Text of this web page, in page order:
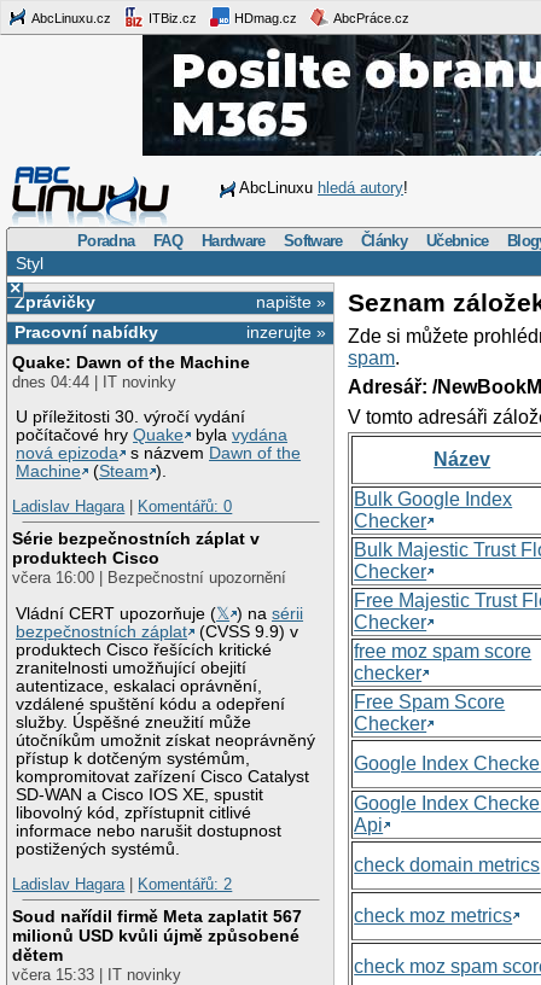
AbcLinuxu.cz ITBiz.cz HDmag.cz AbcPráce.cz
AbcLinuxu hledá autory!
Poradna FAQ Hardware Software Články Učebnice
Styl
×
napište »
Zprávičky
inzerujte »
Pracovní nabídky
Quake: Dawn of the Machine
dnes 04:44 | IT novinky
U příležitosti 30. výročí vydání
počítačové hryQuake bylavydána
nová epizoda
s názvem Dawn of the
Machine
(Steam ).
Ladislav Hagara| Komentářů: 0
Série bezpečnostních záplat v
produktech Cisco
včera 16:00 | Bezpečnostní upozornění
Vládní CERT upozorňuje (𝕏 ) nasérii
bezpečnostních záplat
(CVSS 9.9) v
produktech Cisco řešících kritické
zranitelnosti umožňující obejití
autentizace, eskalaci oprávnění,
vzdálené spuštění kódu a odepření
služby. Úspěšné zneužití může
útočníkům umožnit získat neoprávněný
přístup k dotčeným systémům,
kompromitovat zařízení Cisco Catalyst
SD-WAN a Cisco IOS XE, spustit
libovolný kód, zpřístupnit citlivé
informace nebo narušit dostupnost
postižených systémů.
Ladislav Hagara| Komentářů: 2
Soud nařídil firmě Meta zaplatit 567
milionů USD kvůli újmě způsobené
dětem
včera 15:33 | IT novinky
Seznam
Zde si můžete
spam.
Adresář: /
V tomto adresáři
Název
Bulk Google Index
Checker
Bulk Majestic Trust
Checker
Free Majestic Trust
Checker
free moz spam score
checker
Free Spam Score
Checker
Google Index
Google Index
Api
check domain metrics
check moz metrics
check moz spam